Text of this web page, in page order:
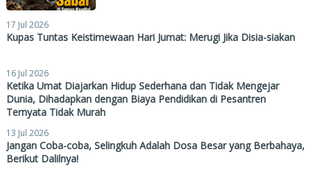
17 Jul 2026
Kupas Tuntas Keistimewaan Hari Jumat: Merugi Jika Disia-siakan
16 Jul 2026
Ketika Umat Diajarkan Hidup Sederhana dan Tidak Mengejar
Dunia, Dihadapkan dengan Biaya Pendidikan di Pesantren
Ternyata Tidak Murah
13 Jul 2026
Jangan Coba-coba, Selingkuh Adalah Dosa Besar yang Berbahaya,
Berikut Dalilnya!